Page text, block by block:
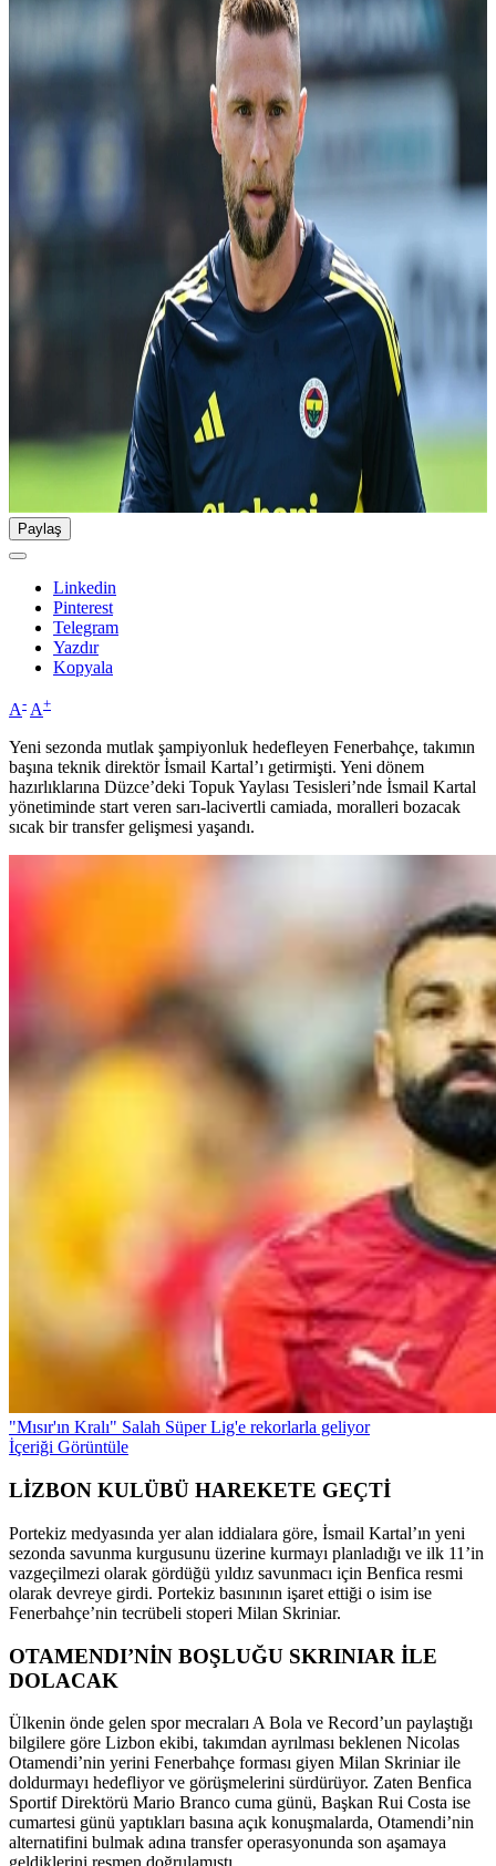
Paylaş
Linkedin
Pinterest
Telegram
Yazdır
Kopyala
A- A+
Yeni sezonda mutlak şampiyonluk hedefleyen Fenerbahçe, takımın
başına teknik direktör İsmail Kartal’ı getirmişti. Yeni dönem
hazırlıklarına Düzce’deki Topuk Yaylası Tesisleri’nde İsmail Kartal
yönetiminde start veren sarı-lacivertli camiada, moralleri bozacak
sıcak bir transfer gelişmesi yaşandı.
"Mısır'ın Kralı" Salah Süper Lig'e rekorlarla geliyor
İçeriği Görüntüle
LİZBON KULÜBÜ HAREKETE GEÇTİ
Portekiz medyasında yer alan iddialara göre, İsmail Kartal’ın yeni
sezonda savunma kurgusunu üzerine kurmayı planladığı ve ilk 11’in
vazgeçilmezi olarak gördüğü yıldız savunmacı için Benfica resmi
olarak devreye girdi. Portekiz basınının işaret ettiği o isim ise
Fenerbahçe’nin tecrübeli stoperi Milan Skriniar.
OTAMENDI’NİN BOŞLUĞU SKRINIAR İLE
DOLACAK
Ülkenin önde gelen spor mecraları A Bola ve Record’un paylaştığı
bilgilere göre Lizbon ekibi, takımdan ayrılması beklenen Nicolas
Otamendi’nin yerini Fenerbahçe forması giyen Milan Skriniar ile
doldurmayı hedefliyor ve görüşmelerini sürdürüyor. Zaten Benfica
Sportif Direktörü Mario Branco cuma günü, Başkan Rui Costa ise
cumartesi günü yaptıkları basına açık konuşmalarda, Otamendi’nin
alternatifini bulmak adına transfer operasyonunda son aşamaya